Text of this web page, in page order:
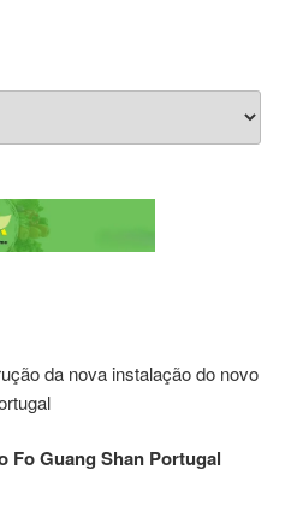
da nova instalação do novo
Fo Guang Shan Portugal